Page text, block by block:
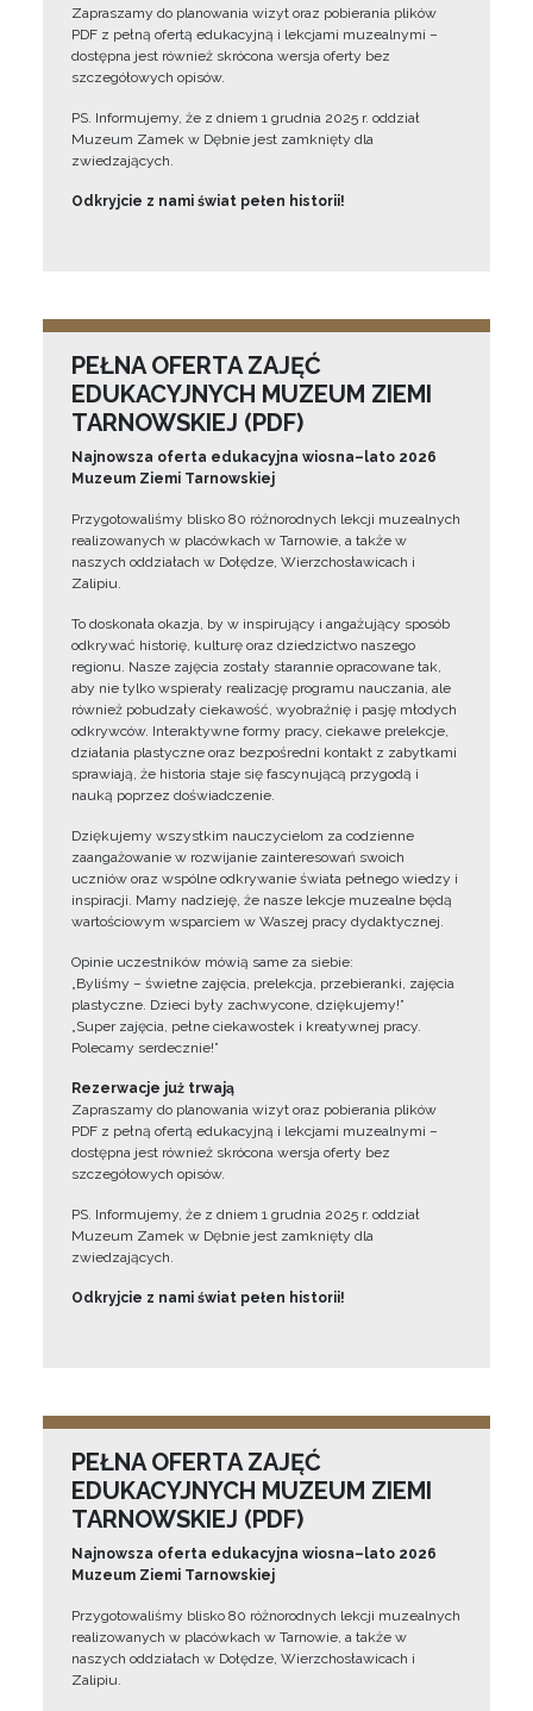
Zapraszamy do planowania wizyt oraz pobierania plików
PDF z pełną ofertą edukacyjną i lekcjami muzealnymi –
dostępna jest również skrócona wersja oferty bez
szczegółowych opisów.
PS. Informujemy, że z dniem 1 grudnia 2025 r. oddział
Muzeum Zamek w Dębnie jest zamknięty dla
zwiedzających.
Odkryjcie z nami świat pełen historii!
PEŁNA OFERTA ZAJĘĆ
EDUKACYJNYCH MUZEUM ZIEMI
TARNOWSKIEJ (PDF)
Najnowsza oferta edukacyjna wiosna–lato 2026
Muzeum Ziemi Tarnowskiej
Przygotowaliśmy blisko 80 różnorodnych lekcji muzealnych
realizowanych w placówkach w Tarnowie, a także w
naszych oddziałach w Dołędze, Wierzchosławicach i
Zalipiu.
To doskonała okazja, by w inspirujący i angażujący sposób
odkrywać historię, kulturę oraz dziedzictwo naszego
regionu. Nasze zajęcia zostały starannie opracowane tak,
aby nie tylko wspierały realizację programu nauczania, ale
również pobudzały ciekawość, wyobraźnię i pasję młodych
odkrywców. Interaktywne formy pracy, ciekawe prelekcje,
działania plastyczne oraz bezpośredni kontakt z zabytkami
sprawiają, że historia staje się fascynującą przygodą i
nauką poprzez doświadczenie.
Dziękujemy wszystkim nauczycielom za codzienne
zaangażowanie w rozwijanie zainteresowań swoich
uczniów oraz wspólne odkrywanie świata pełnego wiedzy i
inspiracji. Mamy nadzieję, że nasze lekcje muzealne będą
wartościowym wsparciem w Waszej pracy dydaktycznej.
Opinie uczestników mówią same za siebie:
„Byliśmy – świetne zajęcia, prelekcja, przebieranki, zajęcia
plastyczne. Dzieci były zachwycone, dziękujemy!”
„Super zajęcia, pełne ciekawostek i kreatywnej pracy.
Polecamy serdecznie!”
Rezerwacje już trwają
Zapraszamy do planowania wizyt oraz pobierania plików
PDF z pełną ofertą edukacyjną i lekcjami muzealnymi –
dostępna jest również skrócona wersja oferty bez
szczegółowych opisów.
PS. Informujemy, że z dniem 1 grudnia 2025 r. oddział
Muzeum Zamek w Dębnie jest zamknięty dla
zwiedzających.
Odkryjcie z nami świat pełen historii!
PEŁNA OFERTA ZAJĘĆ
EDUKACYJNYCH MUZEUM ZIEMI
TARNOWSKIEJ (PDF)
Najnowsza oferta edukacyjna wiosna–lato 2026
Muzeum Ziemi Tarnowskiej
Przygotowaliśmy blisko 80 różnorodnych lekcji muzealnych
realizowanych w placówkach w Tarnowie, a także w
naszych oddziałach w Dołędze, Wierzchosławicach i
Zalipiu.